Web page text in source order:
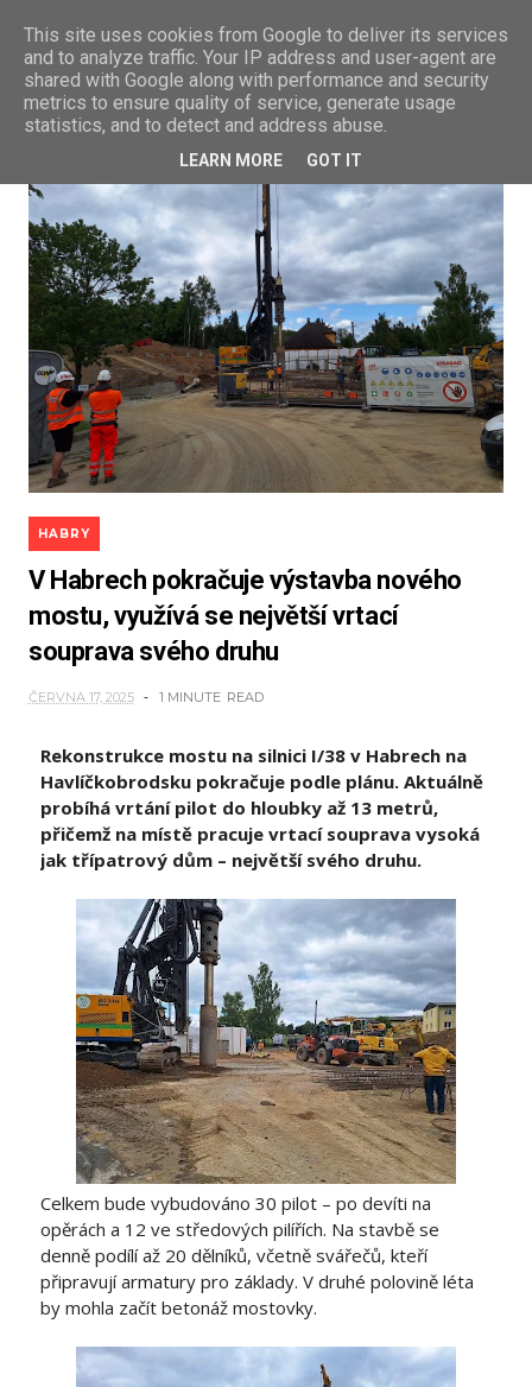
HABRY
V Habrech pokračuje výstavba nového
mostu, využívá se největší vrtací
souprava svého druhu
ČERVNA 17, 2025 1 MINUTE READ
Rekonstrukce mostu na silnici I/38 v Habrech na
Havlíčkobrodsku pokračuje podle plánu. Aktuálně
probíhá vrtání pilot do hloubky až 13 metrů,
přičemž na místě pracuje vrtací souprava vysoká
jak třípatrový dům – největší svého druhu.
Celkem bude vybudováno 30 pilot – po devíti na
opěrách a 12 ve středových pilířích. Na stavbě se
denně podílí až 20 dělníků, včetně svářečů, kteří
připravují armatury pro základy. V druhé polovině léta
by mohla začít betonáž mostovky.
This site uses cookies from Google to deliver its services
and to analyze traffic. Your IP address and user-agent are
shared with Google along with performance and security
metrics to ensure quality of service, generate usage
statistics, and to detect and address abuse.
LEARN MORE GOT IT